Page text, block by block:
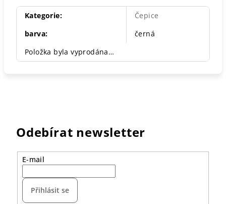
Kategorie:
Čepice
barva:
černá
Položka byla vyprodána…
Odebírat newsletter
E-mail
Přihlásit se